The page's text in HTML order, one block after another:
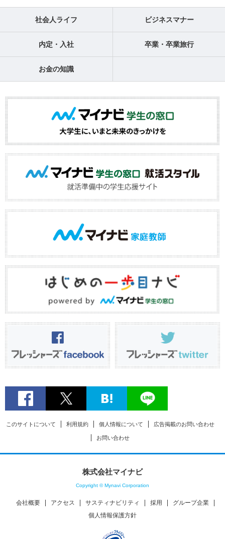
社会人ライフ ビジネスマナー
内定・入社 卒業・卒業旅行
お金の知識
このサイトについて 利用規約 個人情報について 広告掲載のお問い合わせ
お問い合わせ
株式会社マイナビ
Copyright © Mynavi Corporation
会社概要 アクセス サスティナビリティ 採用
グループ企業
個人情報保護方針